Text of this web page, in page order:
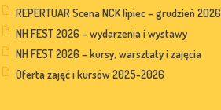
REPERTUAR Scena NCK lipiec – grudzień 2026
NH FEST 2026 – wydarzenia i wystawy
NH FEST 2026 – kursy, warsztaty i zajęcia
Oferta zajęć i kursów 2025-2026